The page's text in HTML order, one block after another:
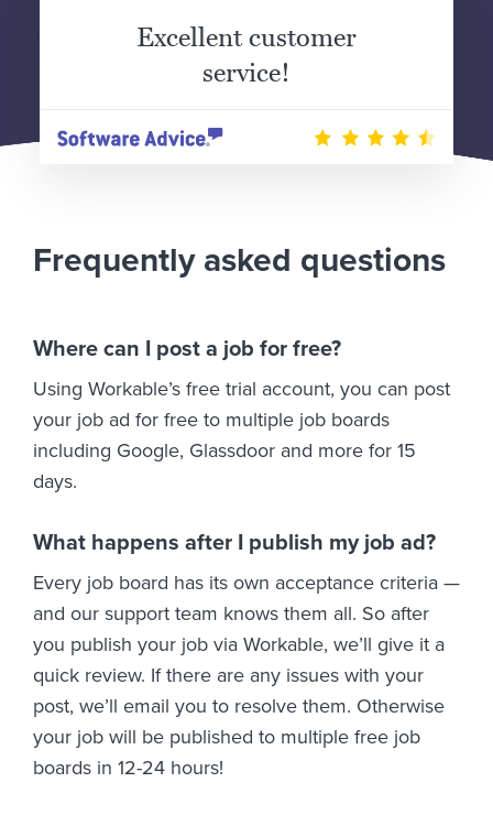
Excellent customer
service!
Frequently asked questions
Where can I post a job for free?
Using Workable’s free trial account, you can post
your job ad for free to multiple job boards
including Google, Glassdoor and more for 15
days.
What happens after I publish my job ad?
Every job board has its own acceptance criteria —
and our support team knows them all. So after
you publish your job via Workable, we’ll give it a
quick review. If there are any issues with your
post, we’ll email you to resolve them. Otherwise
your job will be published to multiple free job
boards in 12-24 hours!